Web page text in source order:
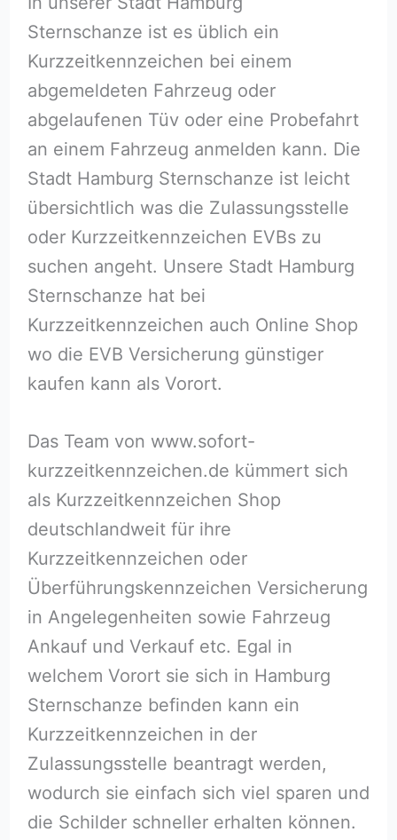
Sternschanze ist es üblich ein
Kurzzeitkennzeichen bei einem
abgemeldeten Fahrzeug oder
abgelaufenen Tüv oder eine Probefahrt
an einem Fahrzeug anmelden kann. Die
Stadt Hamburg Sternschanze ist leicht
übersichtlich was die Zulassungsstelle
oder Kurzzeitkennzeichen EVBs zu
suchen angeht. Unsere Stadt Hamburg
Sternschanze hat bei
Kurzzeitkennzeichen auch Online Shop
wo die EVB Versicherung günstiger
kaufen kann als Vorort.
Das Team von www.sofort-
kurzzeitkennzeichen.de kümmert sich
als Kurzzeitkennzeichen Shop
deutschlandweit für ihre
Kurzzeitkennzeichen oder
Überführungskennzeichen Versicherung
in Angelegenheiten sowie Fahrzeug
Ankauf und Verkauf etc. Egal in
welchem Vorort sie sich in Hamburg
Sternschanze befinden kann ein
Kurzzeitkennzeichen in der
Zulassungsstelle beantragt werden,
wodurch sie einfach sich viel sparen und
die Schilder schneller erhalten können.